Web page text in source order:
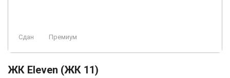
Сдан Премиум
ЖК Eleven (ЖК 11)